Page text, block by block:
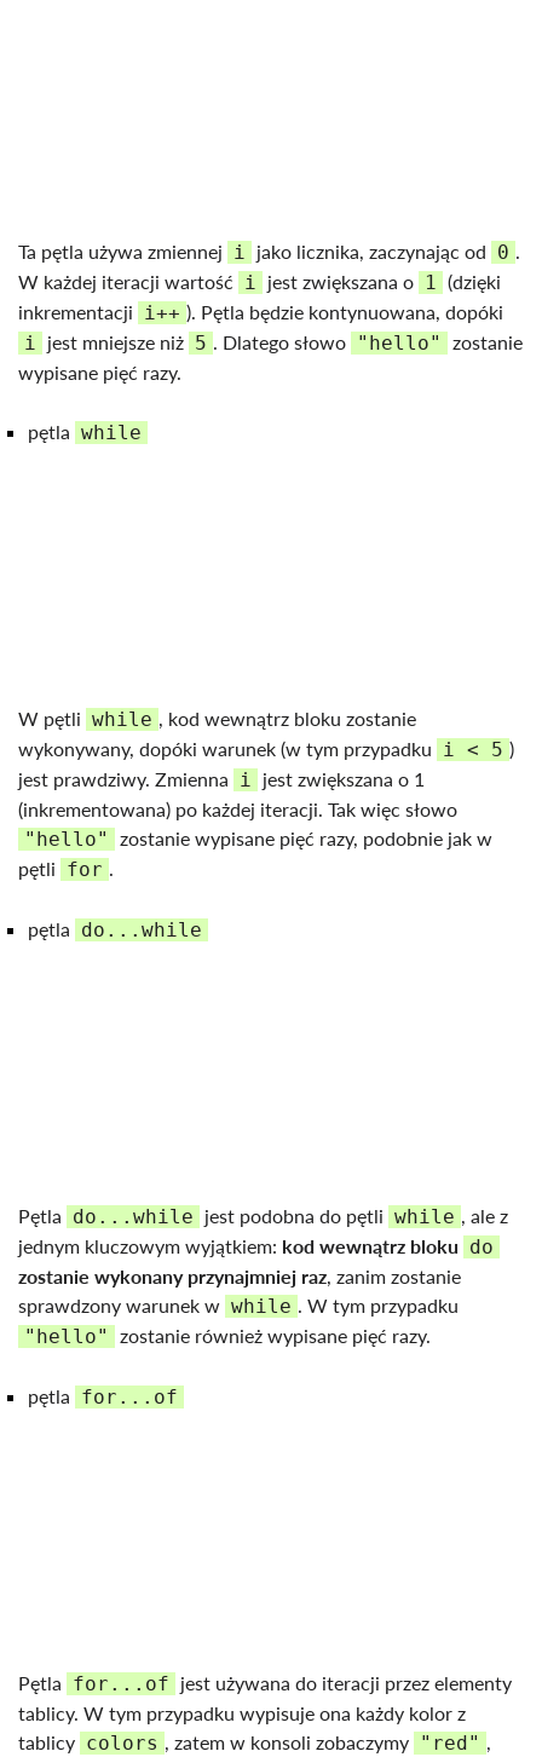
Ta pętla używa zmiennej i jako licznika, zaczynając od 0 .
W każdej iteracji wartość i jest zwiększana o 1 (dzięki
inkrementacji i++ ). Pętla będzie kontynuowana, dopóki
i jest mniejsze niż 5 . Dlatego słowo "hello"
zostanie
wypisane pięć razy.
pętla while
W pętli while , kod wewnątrz bloku zostanie
wykonywany, dopóki warunek (w tym przypadku i < 5 )
jest prawdziwy. Zmienna i jest zwiększana o 1
(inkrementowana) po każdej iteracji. Tak więc słowo
"hello"
zostanie wypisane pięć razy, podobnie jak w
pętli for .
pętla do...while
Pętla do...while jest podobna do pętli while , ale z
jednym kluczowym wyjątkiem: kod wewnątrz bloku do
zostanie wykonany przynajmniej raz, zanim zostanie
sprawdzony warunek w while . W tym przypadku
"hello"
zostanie również wypisane pięć razy.
pętla for...of
Pętla for...of jest używana do iteracji przez elementy
tablicy. W tym przypadku wypisuje ona każdy kolor z
tablicy colors , zatem w konsoli zobaczymy "red" ,